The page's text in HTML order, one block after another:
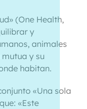
(One Health,
y
animales
y su
habitan.
«Una sola
«Este